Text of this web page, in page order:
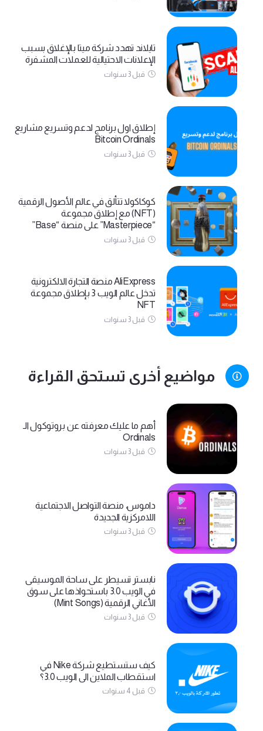
تايلاند تهدد شركة ميتا بالإغلاق بسبب
الإعلانات الاحتيالية للعملات المشفرة
قبل 3 سنوات
إطلاق اول برنامج لدعم وتسريع مشاريع
Bitcoin Ordinals
قبل 3 سنوات
كوكاكولا تتألق في عالم الأصول الرقمية
(NFT) مع إطلاق مجموعة
“Masterpiece” على منصة “Base”
قبل 3 سنوات
AliExpress منصة التجارة الالكترونية
تدخل عالم الويب 3 بإطلاق مجموعة
NFT
قبل 3 سنوات
مواضيع أخرى تستحق القراءة
أهم ما عليك معرفته عن بروتوكول الـ
Ordinals
قبل 3 سنوات
داموس، منصة التواصل الاجتماعية
اللامركزية الجديدة
قبل 3 سنوات
نابستر تسيطر على ساحة الموسيقى
في الويب 3.0 باستحواذها على سوق
الأغاني الرقمية (Mint Songs)
قبل 3 سنوات
كيف ستستطيع شركة Nike في
استقطاب الملاين الى الويب 3.0؟
قبل 4 سنوات